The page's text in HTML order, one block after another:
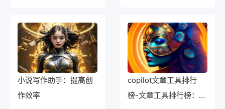
小说写作助手：提高创
作效率
copilot文章工具排行
榜-文章工具排行榜：助